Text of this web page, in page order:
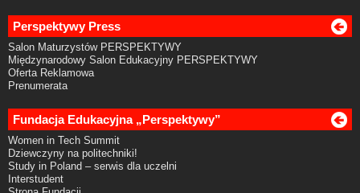
Perspektywy Press
Salon Maturzystów PERSPEKTYWY
Międzynarodowy Salon Edukacyjny PERSPEKTYWY
Oferta Reklamowa
Prenumerata
Fundacja Edukacyjna „Perspektywy”
Women in Tech Summit
Dziewczyny na politechniki!
Study in Poland – serwis dla uczelni
Interstudent